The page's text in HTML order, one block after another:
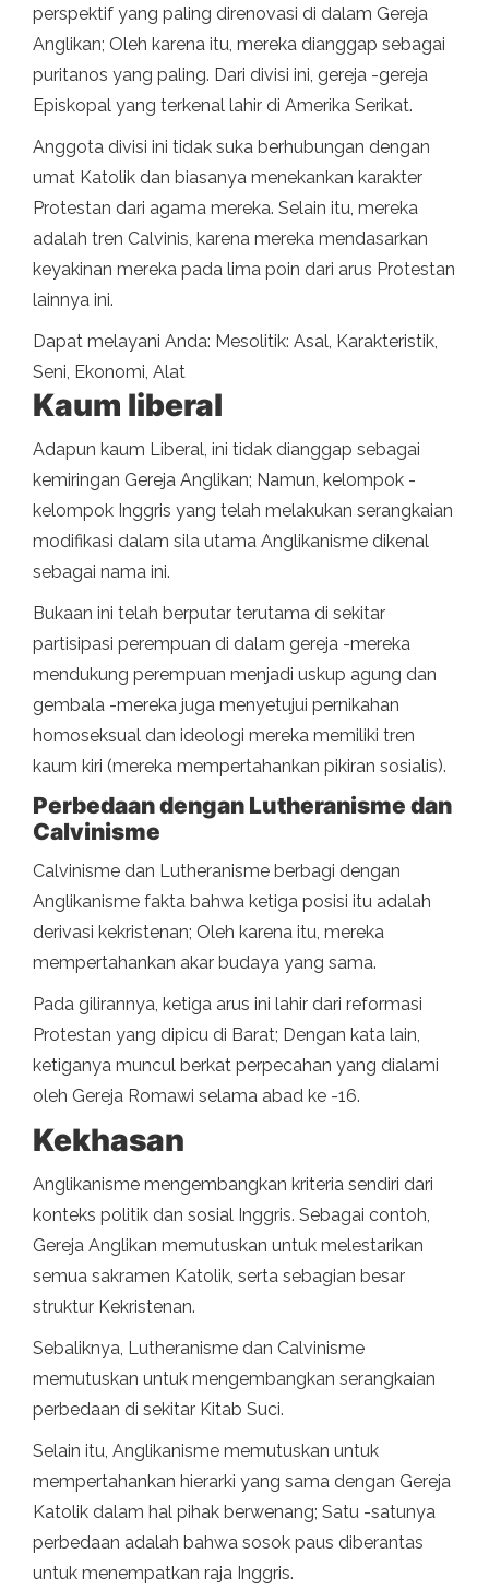
perspektif yang paling direnovasi di dalam Gereja
Anglikan; Oleh karena itu, mereka dianggap sebagai
puritanos yang paling. Dari divisi ini, gereja -gereja
Episkopal yang terkenal lahir di Amerika Serikat.
Anggota divisi ini tidak suka berhubungan dengan
umat Katolik dan biasanya menekankan karakter
Protestan dari agama mereka. Selain itu, mereka
adalah tren Calvinis, karena mereka mendasarkan
keyakinan mereka pada lima poin dari arus Protestan
lainnya ini.
Dapat melayani Anda: Mesolitik: Asal, Karakteristik,
Seni, Ekonomi, Alat
Kaum liberal
Adapun kaum Liberal, ini tidak dianggap sebagai
kemiringan Gereja Anglikan; Namun, kelompok -
kelompok Inggris yang telah melakukan serangkaian
modifikasi dalam sila utama Anglikanisme dikenal
sebagai nama ini.
Bukaan ini telah berputar terutama di sekitar
partisipasi perempuan di dalam gereja -mereka
mendukung perempuan menjadi uskup agung dan
gembala -mereka juga menyetujui pernikahan
homoseksual dan ideologi mereka memiliki tren
kaum kiri (mereka mempertahankan pikiran sosialis).
Perbedaan dengan Lutheranisme dan
Calvinisme
Calvinisme dan Lutheranisme berbagi dengan
Anglikanisme fakta bahwa ketiga posisi itu adalah
derivasi kekristenan; Oleh karena itu, mereka
mempertahankan akar budaya yang sama.
Pada gilirannya, ketiga arus ini lahir dari reformasi
Protestan yang dipicu di Barat; Dengan kata lain,
ketiganya muncul berkat perpecahan yang dialami
oleh Gereja Romawi selama abad ke -16.
Kekhasan
Anglikanisme mengembangkan kriteria sendiri dari
konteks politik dan sosial Inggris. Sebagai contoh,
Gereja Anglikan memutuskan untuk melestarikan
semua sakramen Katolik, serta sebagian besar
struktur Kekristenan.
Sebaliknya, Lutheranisme dan Calvinisme
memutuskan untuk mengembangkan serangkaian
perbedaan di sekitar Kitab Suci.
Selain itu, Anglikanisme memutuskan untuk
mempertahankan hierarki yang sama dengan Gereja
Katolik dalam hal pihak berwenang; Satu -satunya
perbedaan adalah bahwa sosok paus diberantas
untuk menempatkan raja Inggris.